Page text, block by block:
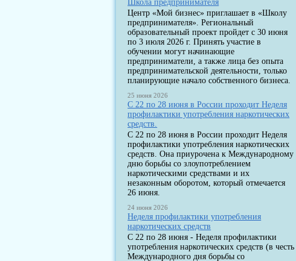
Школа предпринимателя
Центр «Мой бизнес» приглашает в «Школу
предпринимателя». Региональный
образовательный проект пройдет с 30 июня
по 3 июля 2026 г. Принять участие в
обучении могут начинающие
предприниматели, а также лица без опыта
предпринимательской деятельности, только
планирующие начало собственного бизнеса.
25 июня 2026
С 22 по 28 июня в России проходит Неделя
профилактики употребления наркотических
средств.
С 22 по 28 июня в России проходит Неделя
профилактики употребления наркотических
средств. Она приурочена к Международному
дню борьбы со злоупотреблением
наркотическими средствами и их
незаконным оборотом, который отмечается
26 июня.
24 июня 2026
Неделя профилактики употребления
наркотических средств
С 22 по 28 июня - Неделя профилактики
употребления наркотических средств (в честь
Международного дня борьбы со